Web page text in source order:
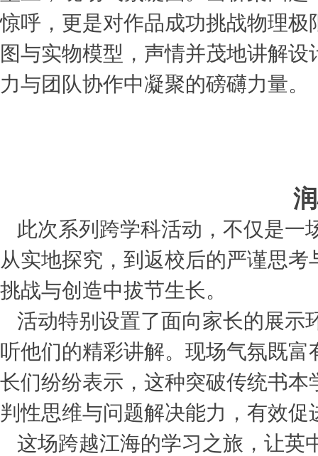
惊呼，更是对作品成功挑战物理
图与实物模型，声情并茂地讲解
力与团队协作中凝聚的磅礴力量。
此次系列跨学科活动，不仅是一
从实地探究，到返校后的严谨思
挑战与创造中拔节生长。
活动特别设置了面向家长的展示
听他们的精彩讲解。现场气氛既
长们纷纷表示，这种突破传统书
判性思维与问题解决能力，有效
这场跨越江海的学习之旅，让英